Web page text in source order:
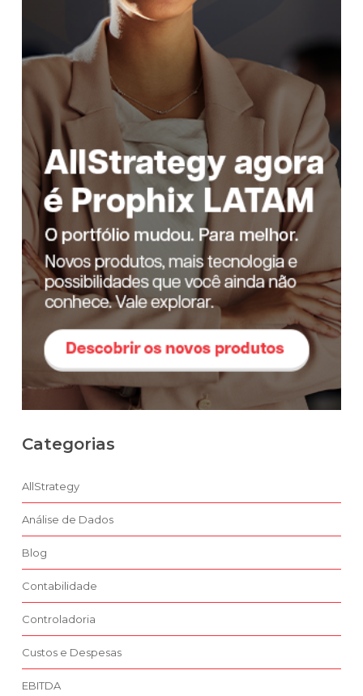
Categorias
AllStrategy
Análise de Dados
Blog
Contabilidade
Controladoria
Custos e Despesas
EBITDA